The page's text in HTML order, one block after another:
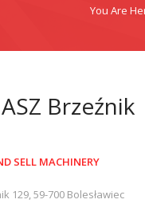
You Are
Brzeźnik
SELL MACHINERY
129, 59-700 Bolesławiec